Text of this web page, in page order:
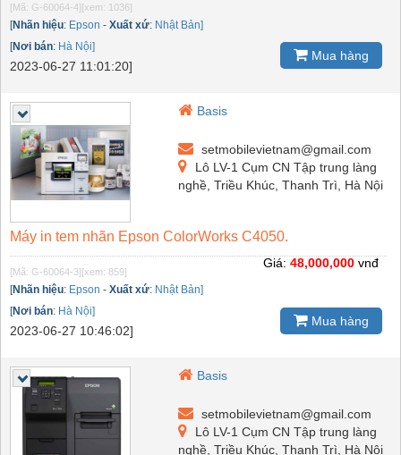
[Mã: G-60064-4] [xem: 1036]
[Nhãn hiệu: Epson - Xuất xứ: Nhật Bản]
[Nơi bán: Hà Nội]
2023-06-27 11:01:20]
Mua hàng
Basis
setmobilevietnam@gmail.com
Lô LV-1 Cụm CN Tập trung làng
nghề, Triều Khúc, Thanh Trì, Hà Nội
Máy in tem nhãn Epson ColorWorks C4050.
[Mã: G-60064-3] [xem: 859]
[Nhãn hiệu: Epson - Xuất xứ: Nhật Bản]
[Nơi bán: Hà Nội]
2023-06-27 10:46:02]
Giá: 48,000,000 vnđ
Mua hàng
Basis
setmobilevietnam@gmail.com
Lô LV-1 Cụm CN Tập trung làng
nghề, Triều Khúc, Thanh Trì, Hà Nội